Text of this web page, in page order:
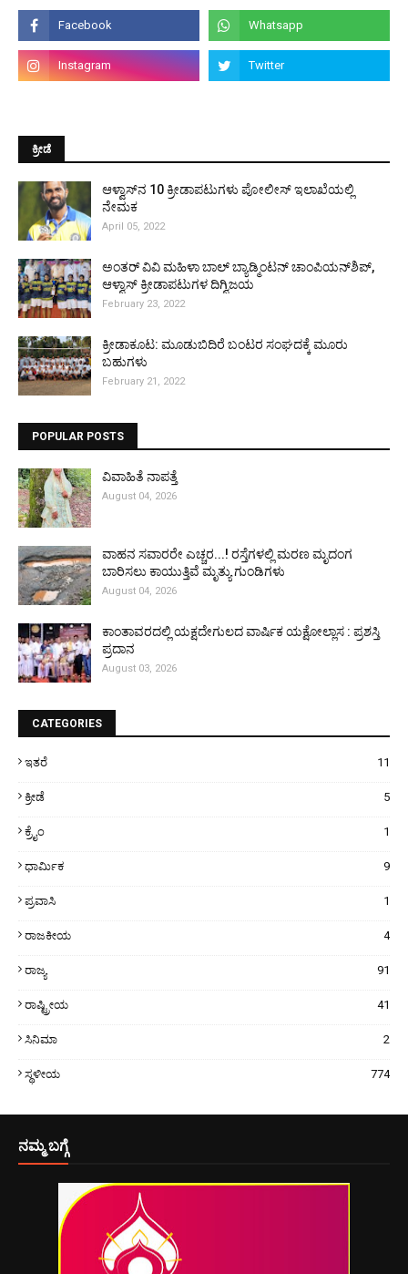
ಕ್ರೀಡೆ
ಆಳ್ವಾಸ್‌ನ 10 ಕ್ರೀಡಾಪಟುಗಳು ಪೋಲೀಸ್ ಇಲಾಖೆಯಲ್ಲಿ
ನೇಮಕ
April 05, 2022
ಅಂತರ್ ವಿವಿ ಮಹಿಳಾ ಬಾಲ್ ಬ್ಯಾಡ್ಮಿಂಟನ್ ಚಾಂಪಿಯನ್‌ಶಿಪ್,
ಆಳ್ವಾಸ್ ಕ್ರೀಡಾಪಟುಗಳ ದಿಗ್ವಿಜಯ
February 23, 2022
ಕ್ರೀಡಾಕೂಟ: ಮೂಡುಬಿದಿರೆ ಬಂಟರ ಸಂಘದಕ್ಕೆ ಮೂರು
ಬಹುಗಳು
February 21, 2022
POPULAR POSTS
ವಿವಾಹಿತೆ ನಾಪತ್ತೆ
August 04, 2026
ವಾಹನ ಸವಾರರೇ ಎಚ್ಚರ...! ರಸ್ತೆಗಳಲ್ಲಿ ಮರಣ ಮೃದಂಗ
ಬಾರಿಸಲು ಕಾಯುತ್ತಿವೆ ಮೃತ್ಯು ಗುಂಡಿಗಳು
August 04, 2026
ಕಾಂತಾವರದಲ್ಲಿ ಯಕ್ಷದೇಗುಲದ ವಾರ್ಷಿಕ ಯಕ್ಷೋಲ್ಲಾಸ : ಪ್ರಶಸ್ತಿ
ಪ್ರದಾನ
August 03, 2026
CATEGORIES
ಇತರೆ 11
ಕ್ರೀಡೆ 5
ಕ್ರೈಂ 1
ಧಾರ್ಮಿಕ 9
ಪ್ರವಾಸಿ 1
ರಾಜಕೀಯ 4
ರಾಜ್ಯ 91
ರಾಷ್ಟ್ರೀಯ 41
ಸಿನಿಮಾ 2
ಸ್ಥಳೀಯ 774
ನಮ್ಮ ಬಗ್ಗೆ